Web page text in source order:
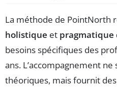
La méthode de PointNorth
holistique et pragmatique
besoins spécifiques des
ans. L’accompagnement
théoriques, mais fournit